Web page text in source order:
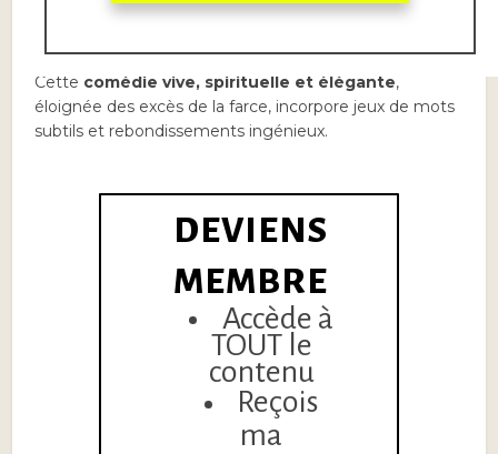
croisée duclassicismeet dubaroque. Elle connut un
Cette comédie vive, spirituelle et élégante,
éloignée des excès de la farce, incorpore jeux de mots
subtils et rebondissements ingénieux.
DEVIENS
MEMBRE
Accède à
TOUT le
contenu
Reçois
ma